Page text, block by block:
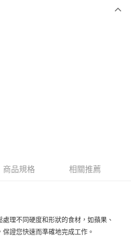
上)免運費
商品規格 相關推薦
理不同硬度和形狀的食材，如蘋果、
證您快速而準確地完成工作。